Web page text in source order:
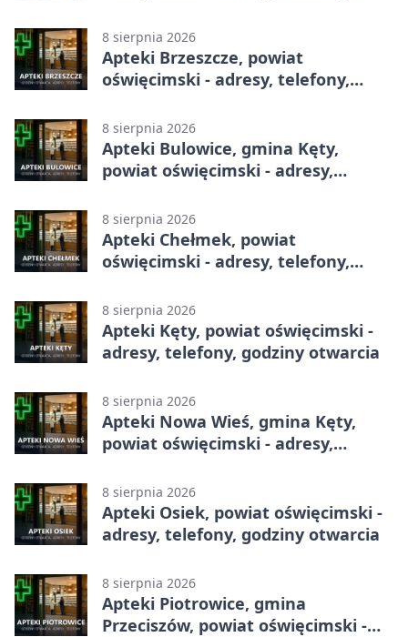
8 sierpnia 2026
Apteki Brzeszcze, powiat
oświęcimski - adresy, telefony,
8 sierpnia 2026
Apteki Bulowice, gmina Kęty,
powiat oświęcimski - adresy,
8 sierpnia 2026
Apteki Chełmek, powiat
oświęcimski - adresy, telefony,
8 sierpnia 2026
Apteki Kęty, powiat oświęcimski -
adresy, telefony, godziny otwarcia
8 sierpnia 2026
Apteki Nowa Wieś, gmina Kęty,
powiat oświęcimski - adresy,
8 sierpnia 2026
Apteki Osiek, powiat oświęcimski -
adresy, telefony, godziny otwarcia
8 sierpnia 2026
Apteki Piotrowice, gmina
Przeciszów, powiat oświęcimski -